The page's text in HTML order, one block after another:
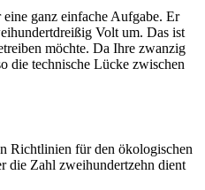
ganz einfache Aufgabe. Er
Volt um. Das ist
möchte. Da Ihre zwanzig
die technische Lücke zwischen
Richtlinien für den ökologischen
die Zahl zweihundertzehn dient